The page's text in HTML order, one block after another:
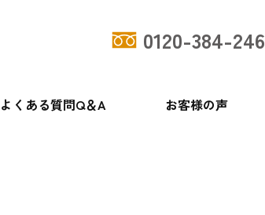
0120-384-246
よくある質問Q＆A お客様の声